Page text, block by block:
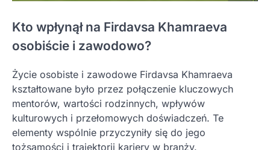
Kto wpłynął na Firdavsa Khamraeva
osobiście i zawodowo?
Życie osobiste i zawodowe Firdavsa Khamraeva
kształtowane było przez połączenie kluczowych
mentorów, wartości rodzinnych, wpływów
kulturowych i przełomowych doświadczeń. Te
elementy wspólnie przyczyniły się do jego
tożsamości i trajektorii kariery w branży.